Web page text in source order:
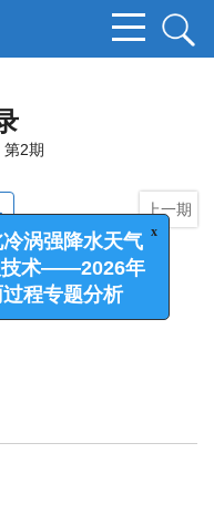
2期
上一期
x
涡强降水天气
术——2026年
程专题分析